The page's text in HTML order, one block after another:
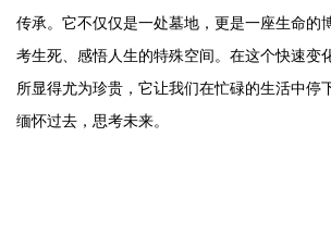
传承。它不仅仅是一处墓地，更是一座生命的
考生死、感悟人生的特殊空间。在这个快速变
所显得尤为珍贵，它让我们在忙碌的生活中停
缅怀过去，思考未来。